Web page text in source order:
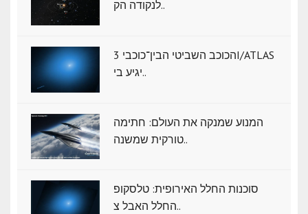
לנקודה הק..
הכוכב השביטי הבין־כוכבי 3I/ATLAS
יגיע בי..
המנוע שמנקה את העולם: חתימה
טורקית שמשנה..
סוכנות החלל האירופית: טלסקופ
החלל האבל צ..